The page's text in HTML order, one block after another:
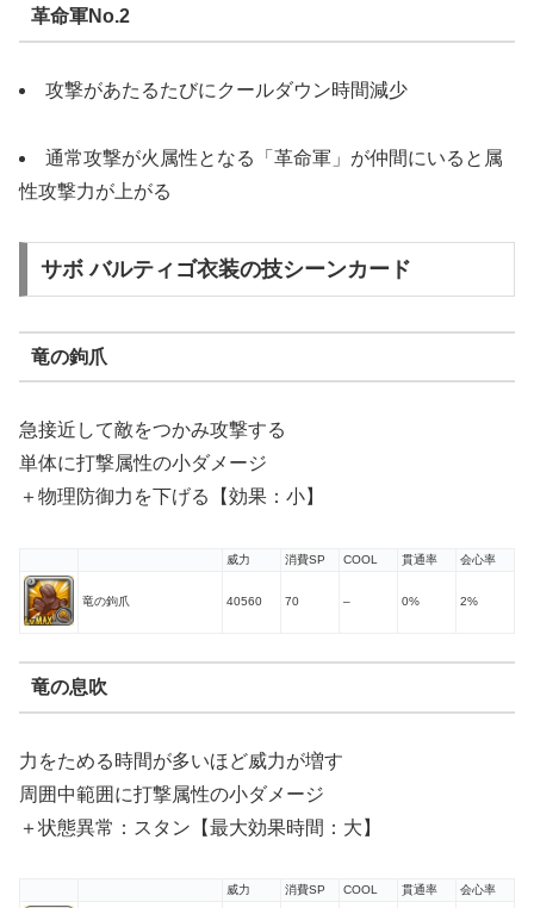
革命軍No.2
攻撃があたるたびにクールダウン時間減少
通常攻撃が火属性となる「革命軍」が仲間にいると属
性攻撃力が上がる
サボ バルティゴ衣装の技シーンカード
竜の鉤爪
急接近して敵をつかみ攻撃する
単体に打撃属性の小ダメージ
＋物理防御力を下げる【効果：小】
威力 消費SP COOL 貫通率 会心率
竜の鉤爪 40560 70 – 0% 2%
竜の息吹
力をためる時間が多いほど威力が増す
周囲中範囲に打撃属性の小ダメージ
＋状態異常：スタン【最大効果時間：大】
威力 消費SP COOL 貫通率 会心率